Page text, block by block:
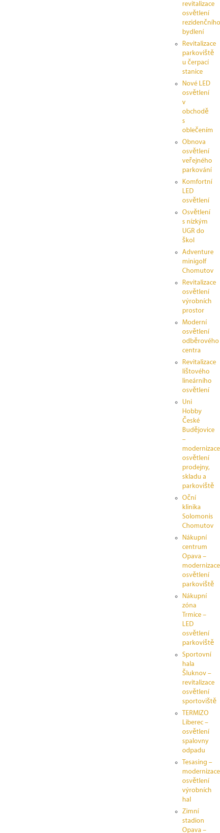
revitalizace
osvětlení
rezidenčního
bydlení
Revitalizace
parkoviště
u čerpací
stanice
Nové LED
osvětlení
v
obchodě
s
oblečením
Obnova
osvětlení
veřejného
parkování
Komfortní
LED
osvětlení
Osvětlení
s nízkým
UGR do
škol
Adventure
minigolf
Chomutov
Revitalizace
osvětlení
výrobních
prostor
Moderní
osvětlení
odběrového
centra
Revitalizace
lištového
lineárního
osvětlení
Uni
Hobby
České
Budějovice
–
modernizace
osvětlení
prodejny,
skladu a
parkoviště
Oční
klinika
Solomonis
Chomutov
Nákupní
centrum
Opava –
modernizace
osvětlení
parkoviště
Nákupní
zóna
Trmice –
LED
osvětlení
parkoviště
Sportovní
hala
Šluknov –
revitalizace
osvětlení
sportoviště
TERMIZO
Liberec –
osvětlení
spalovny
odpadu
Tesasing –
modernizace
osvětlení
výrobních
hal
Zimní
stadion
Opava –